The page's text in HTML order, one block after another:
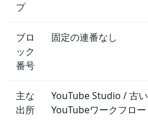
プ
ブロ
ック
番号
固定の連番なし
主な
出所
YouTube Studio / 古い
YouTubeワークフロー